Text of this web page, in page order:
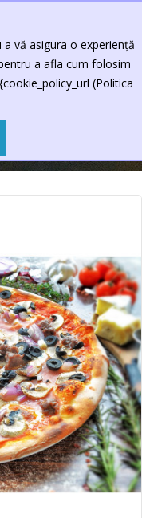
vă asigura o experiență
a afla cum folosim
(Politica